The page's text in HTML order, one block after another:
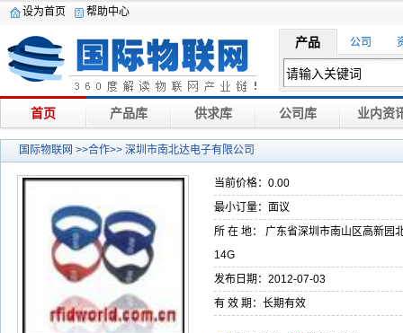
设为首页 帮助中心
产品 公司
首页 产品库 供求库 公司库 业内资
国际物联网 >>合作>> 深圳市南北达电子有限公司
当前价格：0.00
最小订量：面议
所 在 地： 广东省深圳市南山区高新园
14G
发布日期：2012-07-03
有 效 期：长期有效